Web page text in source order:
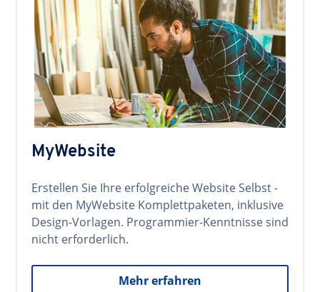
MyWebsite
Erstellen Sie Ihre erfolgreiche Website Selbst -
mit den MyWebsite Komplettpaketen, inklusive
Design-Vorlagen. Programmier-Kenntnisse sind
nicht erforderlich.
Mehr erfahren